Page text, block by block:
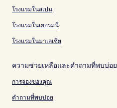
โรงแรมในสเปน
โรงแรมในเยอรมนี
โรงแรมในมาเลเซีย
ความช่วยเหลือและคำถามที่พบบ่อย
การจองของคุณ
คำถามที่พบบ่อย